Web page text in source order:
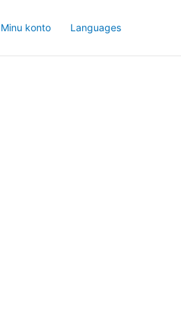
Minu konto Languages